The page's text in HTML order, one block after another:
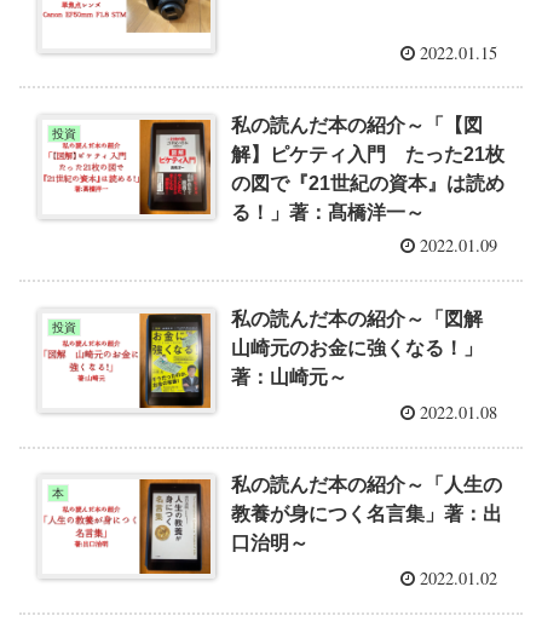
2022.01.15
投資
私の読んだ本の紹介～「【図
解】ピケティ入門 たった21枚
の図で『21世紀の資本』は読め
る！」著：髙橋洋一～
2022.01.09
投資
私の読んだ本の紹介～「図解
山崎元のお金に強くなる！」
著：山崎元～
2022.01.08
本
私の読んだ本の紹介～「人生の
教養が身につく名言集」著：出
口治明～
2022.01.02